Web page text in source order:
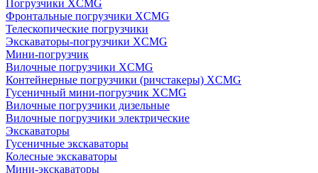
Погрузчики XCMG
Фронтальные погрузчики XCMG
Телескопические погрузчики
Экскаваторы-погрузчики XCMG
Мини-погрузчик
Вилочные погрузчики XCMG
Контейнерные погрузчики (ричстакеры) XCMG
Гусеничный мини-погрузчик XCMG
Вилочные погрузчики дизельные
Вилочные погрузчики электрические
Экскаваторы
Гусеничные экскаваторы
Колесные экскаваторы
Мини-экскаваторы